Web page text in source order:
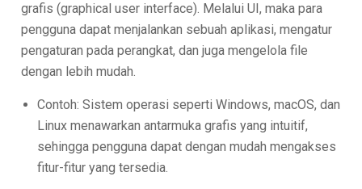
grafis (graphical user interface). Melalui UI, maka para
pengguna dapat menjalankan sebuah aplikasi, mengatur
pengaturan pada perangkat, dan juga mengelola file
dengan lebih mudah.
Contoh: Sistem operasi seperti Windows, macOS, dan
Linux menawarkan antarmuka grafis yang intuitif,
sehingga pengguna dapat dengan mudah mengakses
fitur-fitur yang tersedia.